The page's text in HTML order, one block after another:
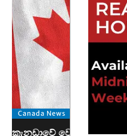
Canada News
කැනඩාවේ වෙසෙන තම